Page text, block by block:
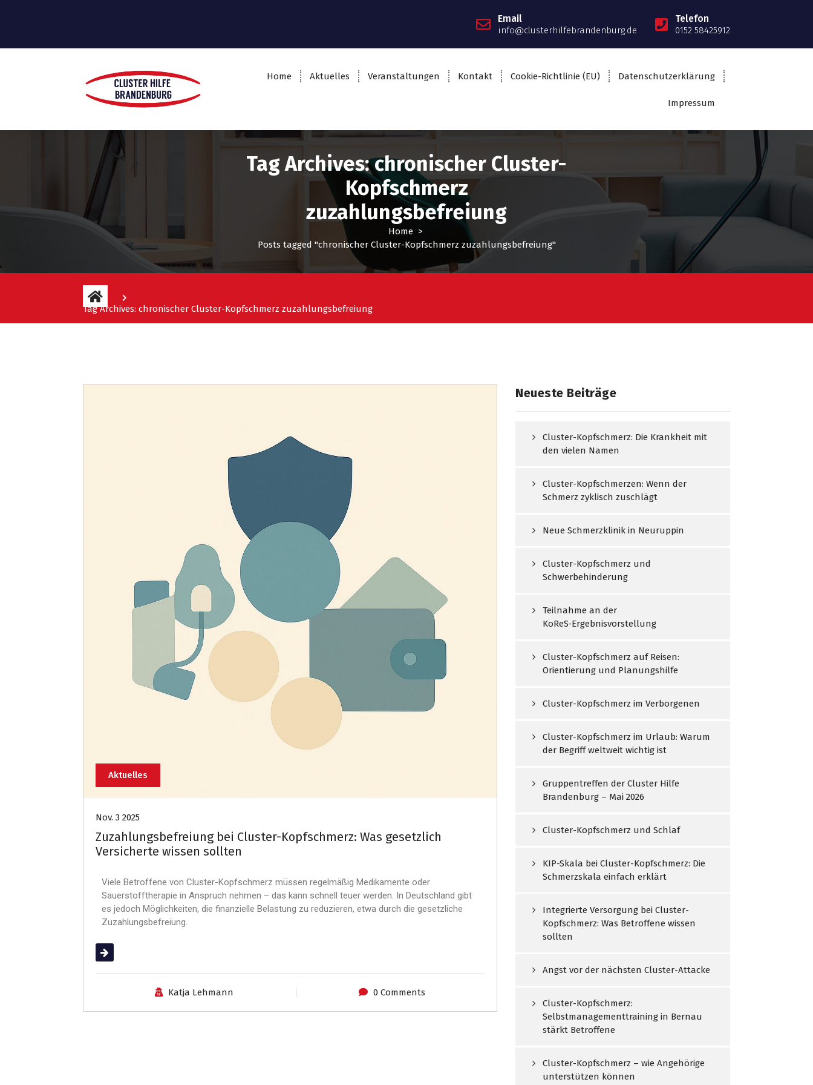
Email
info@clusterhilfebrandenburg.de
Telefon
0152 58425912
Home Aktuelles Veranstaltungen Kontakt Cookie-Richtlinie (EU) Datenschutzerklärung
Impressum
Tag Archives: chronischer Cluster-
Kopfschmerz
zuzahlungsbefreiung
Home>
Posts tagged "chronischer Cluster-Kopfschmerz zuzahlungsbefreiung"
Tag Archives: chronischer Cluster-Kopfschmerz zuzahlungsbefreiung
Aktuelles
Nov. 3 2025
Zuzahlungsbefreiung bei Cluster-Kopfschmerz: Was gesetzlich
Versicherte wissen sollten
Viele Betroffene von Cluster-Kopfschmerz müssen regelmäßig Medikamente oder
Sauerstofftherapie in Anspruch nehmen – das kann schnell teuer werden. In Deutschland gibt
es jedoch Möglichkeiten, die finanzielle Belastung zu reduzieren, etwa durch die gesetzliche
Zuzahlungsbefreiung.
(mehr …)
Katja Lehmann 0 Comments
Neueste Beiträge
Cluster-Kopfschmerz: Die Krankheit mit
den vielen Namen
Cluster-Kopfschmerzen: Wenn der
Schmerz zyklisch zuschlägt
Neue Schmerzklinik in Neuruppin
Cluster-Kopfschmerz und
Schwerbehinderung
Teilnahme an der
KoReS‑Ergebnisvorstellung
Cluster-Kopfschmerz auf Reisen:
Orientierung und Planungshilfe
Cluster-Kopfschmerz im Verborgenen
Cluster-Kopfschmerz im Urlaub: Warum
der Begriff weltweit wichtig ist
Gruppentreffen der Cluster Hilfe
Brandenburg – Mai 2026
Cluster-Kopfschmerz und Schlaf
KIP-Skala bei Cluster-Kopfschmerz: Die
Schmerzskala einfach erklärt
Integrierte Versorgung bei Cluster-
Kopfschmerz: Was Betroffene wissen
sollten
Angst vor der nächsten Cluster-Attacke
Cluster-Kopfschmerz:
Selbstmanagementtraining in Bernau
stärkt Betroffene
Cluster-Kopfschmerz – wie Angehörige
unterstützen können